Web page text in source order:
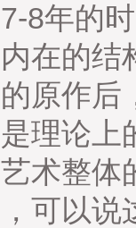
8年的
在的
原作
理论上
术整体
可以